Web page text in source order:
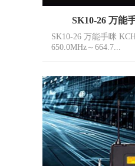
SK10-26 万能
SK10-26 万能手咪
650.0MHz～664.7...